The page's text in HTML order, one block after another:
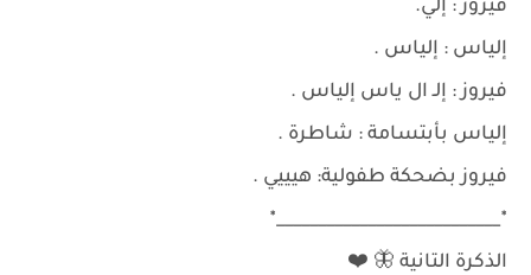
فيروز : إلي.
إلياس : إلياس .
فيروز : إلـ ال ياس إلياس .
إلياس بأبتسامة : شاطرة .
فيروز بضحكة طفولية: هيييي .
٭___________________________٭
الذكرة التانية 🦋 ❤️